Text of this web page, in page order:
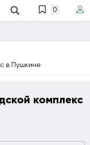
0
в Пушкине
комплекс